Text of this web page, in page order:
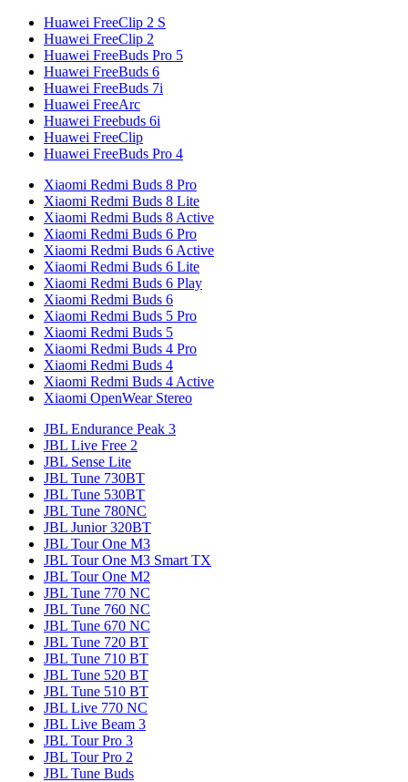
Huawei FreeClip 2 S
Huawei FreeClip 2
Huawei FreeBuds Pro 5
Huawei FreeBuds 6
Huawei FreeBuds 7i
Huawei FreeArc
Huawei Freebuds 6i
Huawei FreeClip
Huawei FreeBuds Pro 4
Xiaomi Redmi Buds 8 Pro
Xiaomi Redmi Buds 8 Lite
Xiaomi Redmi Buds 8 Active
Xiaomi Redmi Buds 6 Pro
Xiaomi Redmi Buds 6 Active
Xiaomi Redmi Buds 6 Lite
Xiaomi Redmi Buds 6 Play
Xiaomi Redmi Buds 6
Xiaomi Redmi Buds 5 Pro
Xiaomi Redmi Buds 5
Xiaomi Redmi Buds 4 Pro
Xiaomi Redmi Buds 4
Xiaomi Redmi Buds 4 Active
Xiaomi OpenWear Stereo
JBL Endurance Peak 3
JBL Live Free 2
JBL Sense Lite
JBL Tune 730BT
JBL Tune 530BT
JBL Tune 780NC
JBL Junior 320BT
JBL Tour One M3
JBL Tour One M3 Smart TX
JBL Tour One M2
JBL Tune 770 NC
JBL Tune 760 NC
JBL Tune 670 NC
JBL Tune 720 BT
JBL Tune 710 BT
JBL Tune 520 BT
JBL Tune 510 BT
JBL Live 770 NC
JBL Live Beam 3
JBL Tour Pro 3
JBL Tour Pro 2
JBL Tune Buds